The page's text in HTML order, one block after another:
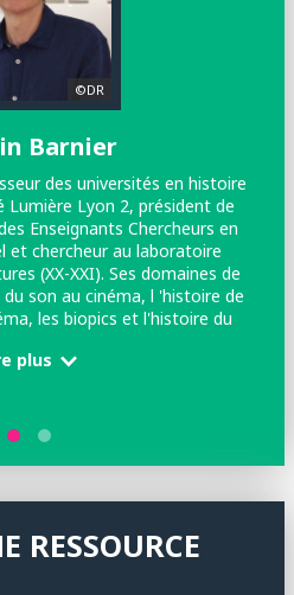
©DR
Barnier
des universités en histoire
Lumière Lyon 2, président de
Enseignants Chercheurs en
et chercheur au laboratoire
(XX-XXI). Ses domaines de
son au cinéma, l 'histoire de
les biopics et l'histoire du
plus
RESSOURCE